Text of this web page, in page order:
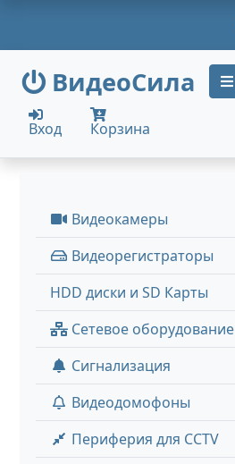
ВидеоСила
Вход Корзина
Видеокамеры
Видеорегистраторы
HDD диски и SD Карты
Сетевое оборудование
Сигнализация
Видеодомофоны
Периферия для CCTV